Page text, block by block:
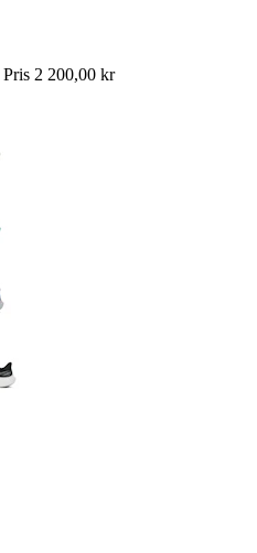
Pris 2 200,00 kr